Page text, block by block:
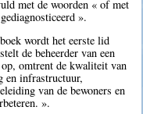
met de woorden « of met
».
wordt het eerste lid
de beheerder van een
omtrent de kwaliteit van
en infrastructuur,
van de bewoners en
».